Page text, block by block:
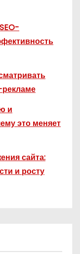
и
это меняет
сайта:
и росту